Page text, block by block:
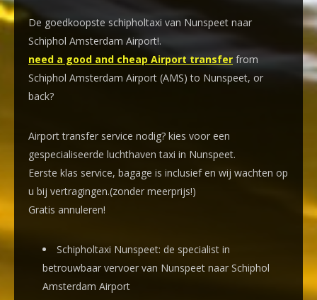
De goedkoopste schipholtaxi van Nunspeet naar
Schiphol Amsterdam Airport!.
need a good and cheap Airport transfer from
Schiphol Amsterdam Airport (AMS) to Nunspeet, or
back?
Airport transfer service nodig? kies voor een
gespecialiseerde luchthaven taxi in Nunspeet.
Eerste klas service, bagage is inclusief en wij wachten op
u bij vertragingen.(zonder meerprijs!)
Gratis annuleren!
Schipholtaxi Nunspeet: de specialist in
betrouwbaar vervoer van Nunspeet naar Schiphol
Amsterdam Airport